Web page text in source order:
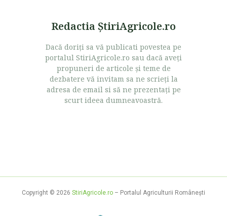
Redactia ŞtiriAgricole.ro
Dacă doriţi sa vă publicati povestea pe
portalul StiriAgricole.ro sau dacă aveţi
propuneri de articole şi teme de
dezbatere vă invitam sa ne scrieţi la
adresa de email si să ne prezentaţi pe
scurt ideea dumneavoastră.
Copyright © 2026 StiriAgricole.ro – Portalul Agriculturii Româneşti